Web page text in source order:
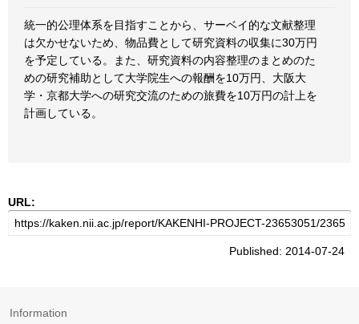
統一的公理体系を目指すことから、サーベイ的な文献整理
は欠かせないため、物品費として研究資料の収集に30万円
を予定している。また、研究資料の内容整理のまとめのた
めの研究補助として大学院生への報酬を10万円、大阪大
学・京都大学への研究交流のための旅費を10万円の計上を
計画している。
URL:
Published: 2014-07-24
Information